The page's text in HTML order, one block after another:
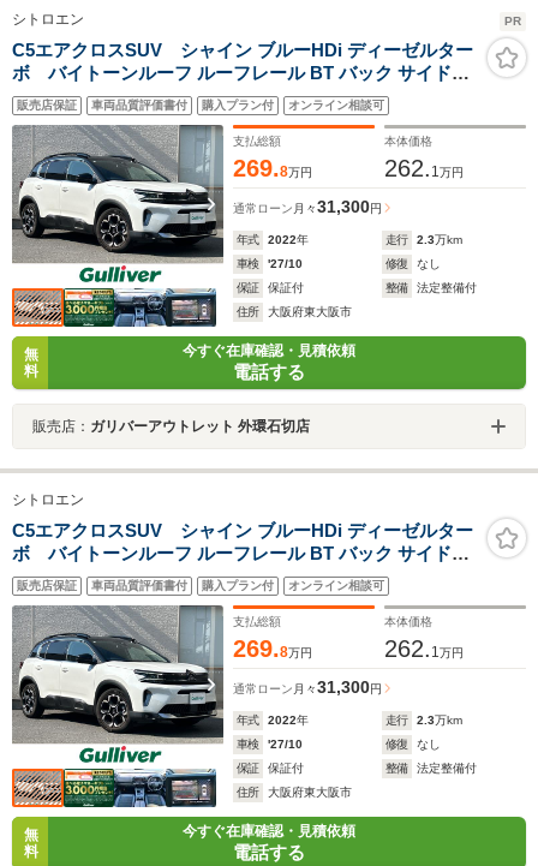
シトロエン PR
C5エアクロスSUV シャイン ブルーHDi ディーゼルター
ボ バイトーンルーフ ルーフレール BT バック サイドカ
メラ ETC パワーバックドア ハーフレザーシート スマー
トキー2個 衝突軽減ブレーキ レーダークルーズコントロ
ール ブラインドスポットモニタ LEDオートライト 禁煙
販売店保証 車両品質評価書付 購入プラン付 オンライン相談可
支払総額
269.8万円
本体価格
262. 1万円
通常ローン 月々31,300円
年式 2022年 走行 2.3万km
車検
'27/10 修復
なし
保証
保証付 整備
法定整備付
住所
大阪府東大阪市
無
料
今すぐ在庫確認・見積依頼
電話する
販売店： ガリバーアウトレット 外環石切店
シトロエン
C5エアクロスSUV シャイン ブルーHDi ディーゼルター
ボ バイトーンルーフ ルーフレール BT バック サイドカ
メラ ETC パワーバックドア ハーフレザーシート スマー
トキー2個 衝突軽減ブレーキ レーダークルーズコントロ
ール ブラインドスポットモニタ LEDオートライト 禁煙
販売店保証 車両品質評価書付 購入プラン付 オンライン相談可
支払総額
269.8万円
本体価格
262. 1万円
通常ローン 月々31,300円
年式 2022年 走行 2.3万km
車検
'27/10 修復
なし
保証
保証付 整備
法定整備付
住所
大阪府東大阪市
無
料
今すぐ在庫確認・見積依頼
電話する